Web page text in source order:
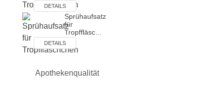
DETAILS
Sprühaufsatz
für
Tropffläsc…
DETAILS
Apothekenqualität